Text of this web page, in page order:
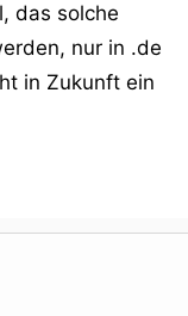
das solche
nur in .de
in Zukunft ein